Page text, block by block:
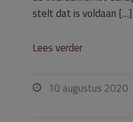
stelt dat is voldaan […]
Lees verder
 10 augustus 2020